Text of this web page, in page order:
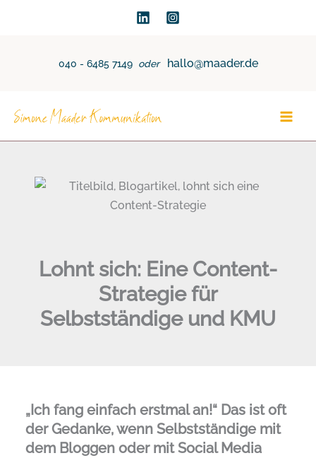
040 - 6485 7149 oder hallo@maader.de
Lohnt sich: Eine Content-
Strategie für
Selbstständige und KMU
„Ich fang einfach erstmal an!“ Das ist oft
der Gedanke, wenn Selbstständige mit
dem Bloggen oder mit Social Media